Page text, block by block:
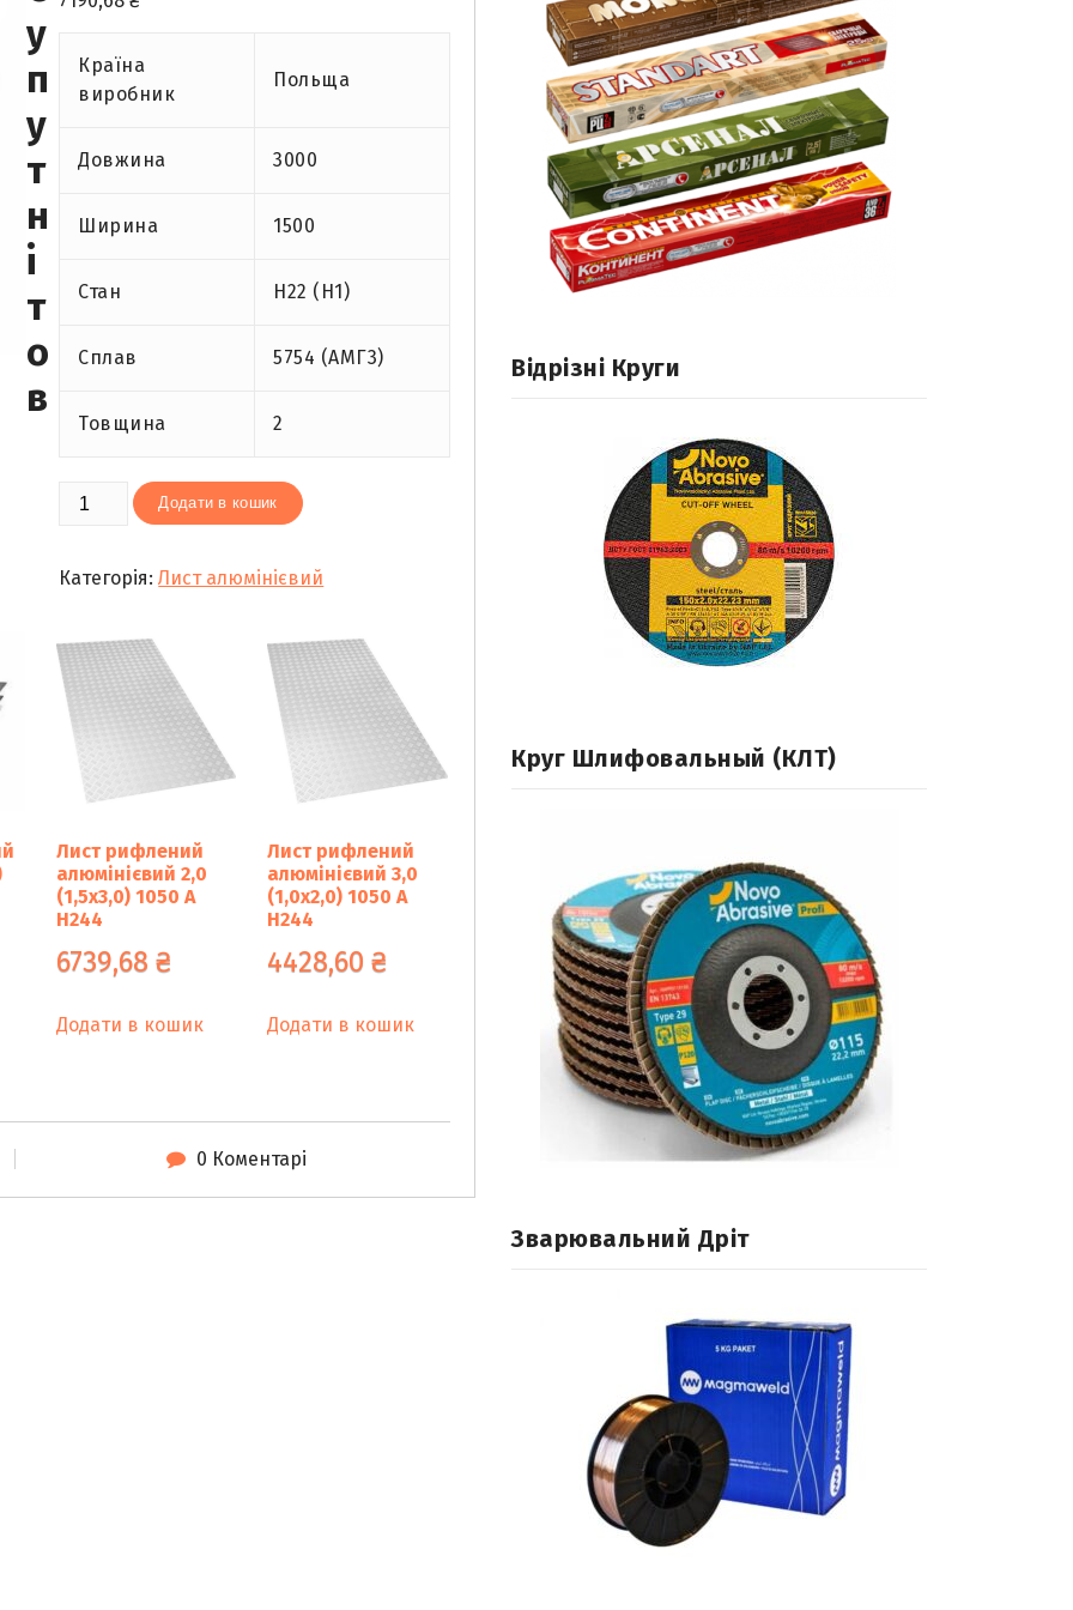
Країна
виробник
Польща
Довжина 3000
Ширина 1500
Стан H22 (Н1)
Сплав 5754 (АМГ3)
Товщина 2
Лист
алюмінієвий
2,0
5754
Н22
кількість
Додати в кошик
Категорія:Лист алюмінієвий
у
п
у
т
н
і
т
о
в
Лист рифлений
алюмінієвий 2,0
(1,5х3,0) 1050 А
Н244
6739,68₴
Додати в кошик
Лист рифлений
алюмінієвий 3,0
(1,0х2,0) 1050 А
Н244
4428,60₴
Додати в кошик
0 Коментарі
Відрізні Круги
Круг Шлифовальный (КЛТ)
Зварювальний Дріт